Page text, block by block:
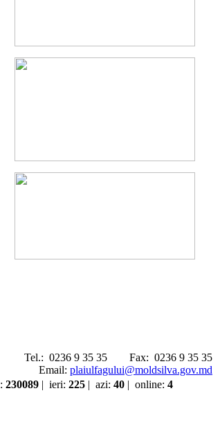
Tel.: 0236 9 35 35 Fax: 0236 9 35 35
Email: plaiulfagului@moldsilva.gov.md
: 230089 | ieri: 225 | azi: 40 | online: 4